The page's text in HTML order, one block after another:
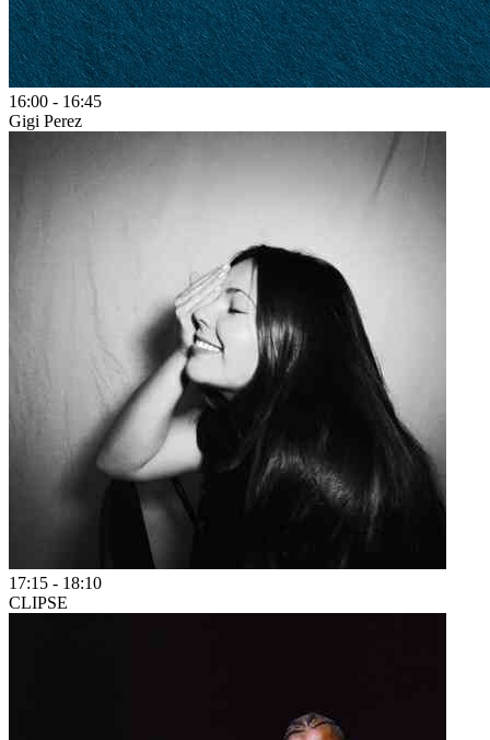
16:00 - 16:45
Gigi Perez
17:15 - 18:10
CLIPSE